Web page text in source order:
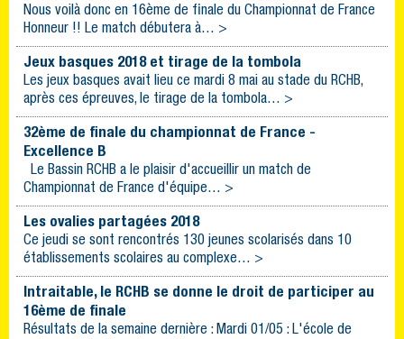
Nous voilà donc en 16ème de finale du Championnat de France
Honneur !! Le match débutera à… >
Jeux basques 2018 et tirage de la tombola
Les jeux basques avait lieu ce mardi 8 mai au stade du RCHB,
après ces épreuves, le tirage de la tombola… >
32ème de finale du championnat de France -
Excellence B
Le Bassin RCHB a le plaisir d'accueillir un match de
Championnat de France d'équipe… >
Les ovalies partagées 2018
Ce jeudi se sont rencontrés 130 jeunes scolarisés dans 10
établissements scolaires au complexe… >
Intraitable, le RCHB se donne le droit de participer au
16ème de finale
Résultats de la semaine dernière : Mardi 01/05 : L'école de